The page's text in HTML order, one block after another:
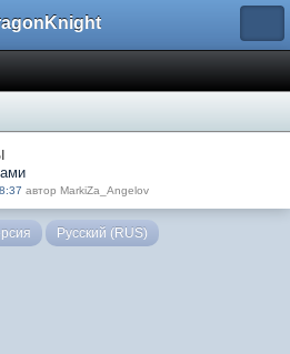
автор MarkiZa_Angelov
Русский (RUS)